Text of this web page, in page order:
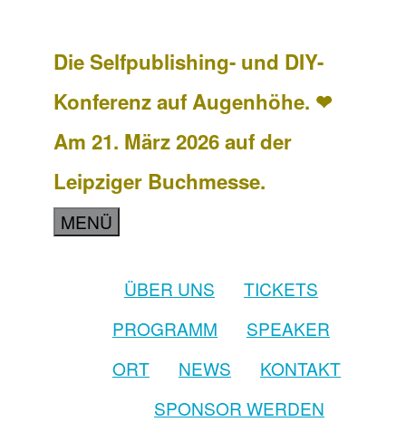
Die Selfpublishing- und DIY-
Konferenz auf Augenhöhe. ❤
Am 21. März 2026 auf der
Leipziger Buchmesse.
MENÜ
ÜBER UNS
TICKETS
PROGRAMM
SPEAKER
ORT
NEWS
KONTAKT
SPONSOR WERDEN